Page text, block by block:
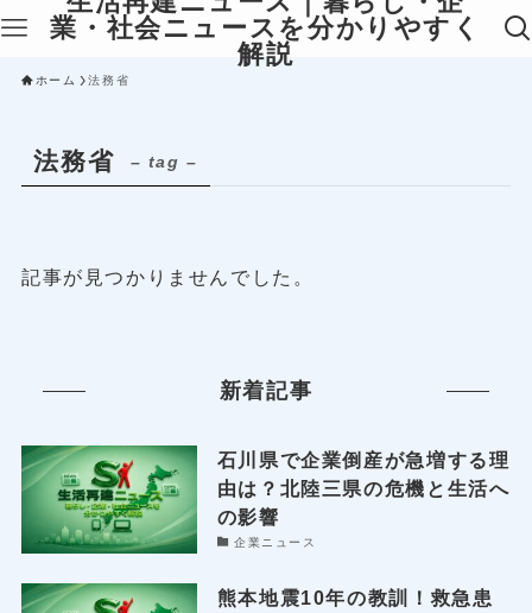
業・社会ニュースを分かりやすく
解説
ホーム 法務省
法務省 – tag –
記事が見つかりませんでした。
新着記事
石川県で企業倒産が急増する理
由は？北陸三県の危機と生活へ
の影響
企業ニュース
熊本地震10年の教訓！救急患